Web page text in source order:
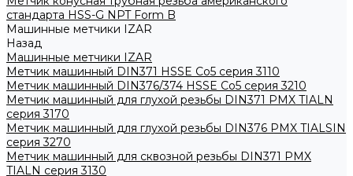
стандарта HSS-G NPT Form B
Машинные метчики IZAR
Назад
Машинные метчики IZAR
Метчик машинный DIN371 HSSE Co5 серия 3110
Метчик машинный DIN376/374 HSSE Co5 серия 3210
Метчик машинный для глухой резьбы DIN371 PMX TIALN
серия 3170
Метчик машинный для глухой резьбы DIN376 PMX TIALSIN
серия 3270
Метчик машинный для сквозной резьбы DIN371 PMX
TIALN серия 3130